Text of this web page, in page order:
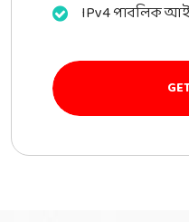
IPv4 পাবলিক